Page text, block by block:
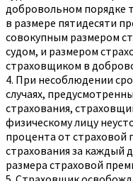
добровольном порядке
в размере пятидесяти
совокупным размером
судом, и размером
страховщиком в
4. При несоблюдении
случаях,
страхования,
физическому лицу
процента от страховой
страхования за каждый
размера страховой